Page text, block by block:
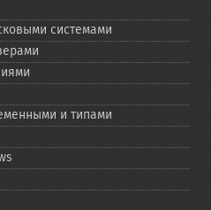
системами
и типами